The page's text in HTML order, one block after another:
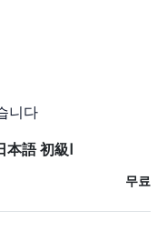
니다
語 初級Ⅰ
무료